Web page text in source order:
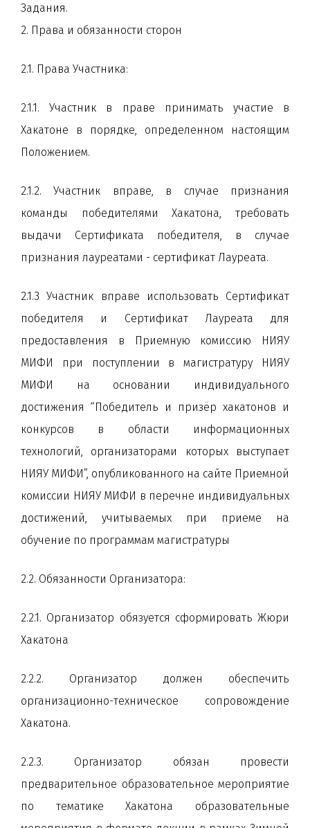
Задания.
2. Права и обязанности сторон
2.1. Права Участника:
2.1.1. Участник в праве принимать участие в
Хакатоне в порядке, определенном настоящим
Положением.
2.1.2. Участник вправе, в случае признания
команды победителями Хакатона, требовать
выдачи Сертификата победителя, в случае
признания лауреатами - сертификат Лауреата.
2.1.3 Участник вправе использовать Сертификат
победителя и Сертификат Лауреата для
предоставления в Приемную комиссию НИЯУ
МИФИ при поступлении в магистратуру НИЯУ
МИФИ на основании индивидуального
достижения “Победитель и призёр хакатонов и
конкурсов в области информационных
технологий, организаторами которых выступает
НИЯУ МИФИ”, опубликованного на сайте Приемной
комиссии НИЯУ МИФИ в перечне индивидуальных
достижений, учитываемых при приеме на
обучение по программам магистратуры
2.2. Обязанности Организатора:
2.2.1. Организатор обязуется сформировать Жюри
Хакатона
2.2.2. Организатор должен обеспечить
организационно-техническое сопровождение
Хакатона.
2.2.3. Организатор обязан провести
предварительное образовательное мероприятие
по тематике Хакатона образовательные